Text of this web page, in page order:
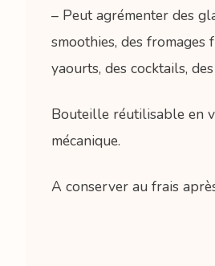
– Peut agrémenter des
smoothies, des fromages
yaourts, des cocktails,
Bouteille réutilisable en
mécanique.
A conserver au frais